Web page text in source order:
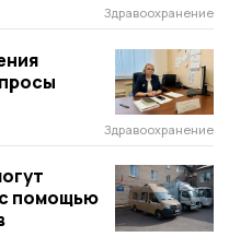
Здравоохранение
Здравоохранение
помощью